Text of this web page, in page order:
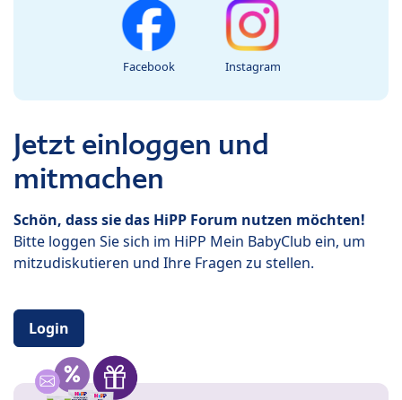
Facebook Instagram
Jetzt einloggen und
mitmachen
Schön, dass sie das HiPP Forum nutzen möchten!
Bitte loggen Sie sich im HiPP Mein BabyClub ein, um
mitzudiskutieren und Ihre Fragen zu stellen.
Login